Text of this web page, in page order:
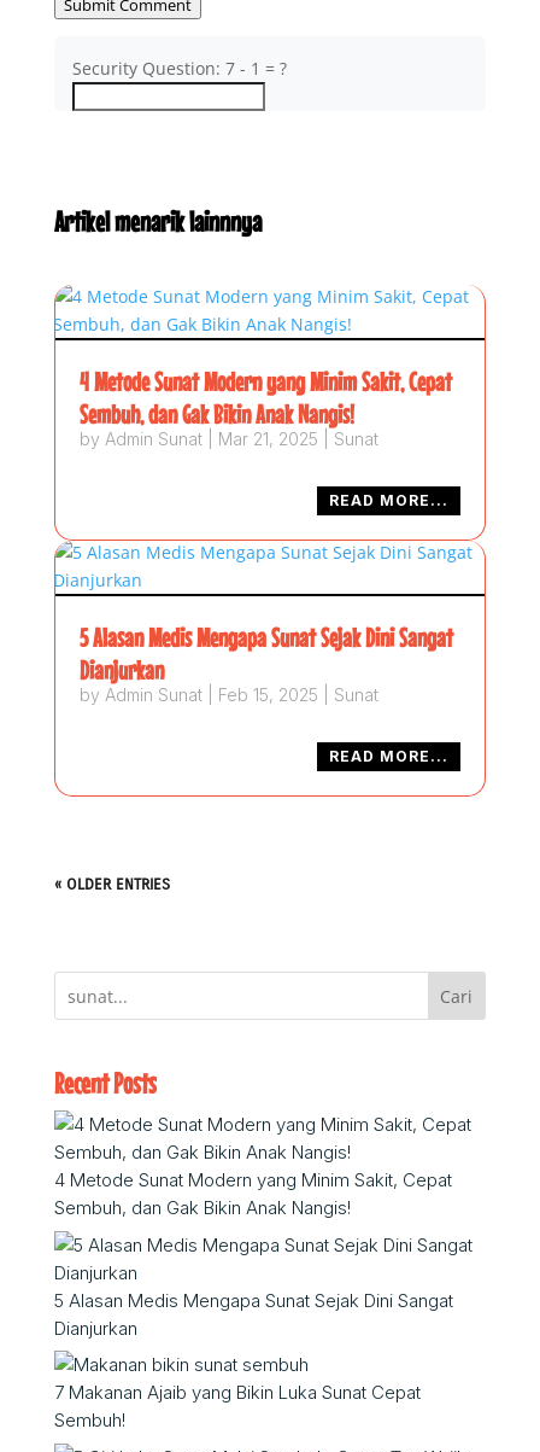
Submit Comment
Security Question: 7 - 1 = ?
Artikel menarik lainnnya
4 Metode Sunat Modern yang Minim Sakit, Cepat
Sembuh, dan Gak Bikin Anak Nangis!
by Admin Sunat| Mar 21, 2025 Sunat
READ MORE...
5 Alasan Medis Mengapa Sunat Sejak Dini Sangat
Dianjurkan
by Admin Sunat| Feb 15, 2025 Sunat
READ MORE...
« OLDER ENTRIES
Cari
Recent Posts
4 Metode Sunat Modern yang Minim Sakit, Cepat
Sembuh, dan Gak Bikin Anak Nangis!
5 Alasan Medis Mengapa Sunat Sejak Dini Sangat
Dianjurkan
7 Makanan Ajaib yang Bikin Luka Sunat Cepat
Sembuh!